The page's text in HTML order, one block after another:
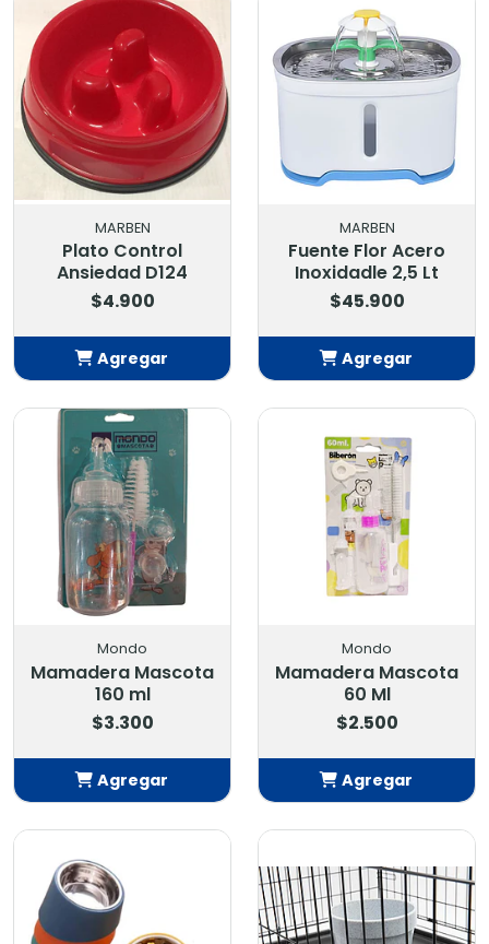
MARBEN
Plato Control
Ansiedad D124
$4.900
Agregar
Añadido
MARBEN
Fuente Flor Acero
Inoxidadle 2,5 Lt
$45.900
Agregar
Añadido
Mondo
Mamadera Mascota
160 ml
$3.300
Agregar
Mondo
Mamadera Mascota
60 Ml
$2.500
Agregar